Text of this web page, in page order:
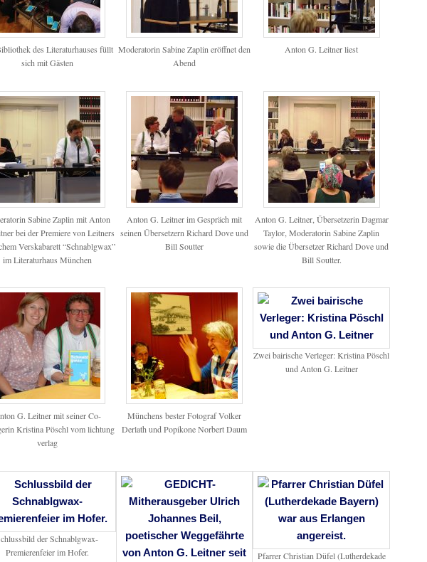
des Literaturhauses füllt
sich mit Gästen
Moderatorin Sabine Zaplin eröffnet den
Abend
Anton G. Leitner liest
Sabine Zaplin mit Anton
bei der Premiere von Leitners
Verskabarett “Schnablgwax”
im Literaturhaus München
Anton G. Leitner im Gespräch mit
seinen Übersetzern Richard Dove und
Bill Soutter
Anton G. Leitner, Übersetzerin Dagmar
Taylor, Moderatorin Sabine Zaplin
sowie die Übersetzer Richard Dove und
Bill Soutter.
G. Leitner mit seiner Co-
Kristina Pöschl vom lichtung
verlag
Münchens bester Fotograf Volker
Derlath und Popikone Norbert Daum
Zwei bairische Verleger: Kristina Pöschl
und Anton G. Leitner
der Schnablgwax-
Premierenfeier im Hofer.
Pfarrer Christian Düfel (Lutherdekade